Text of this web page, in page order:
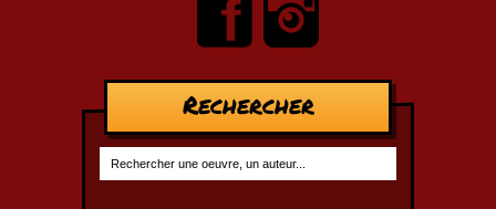
Rechercher